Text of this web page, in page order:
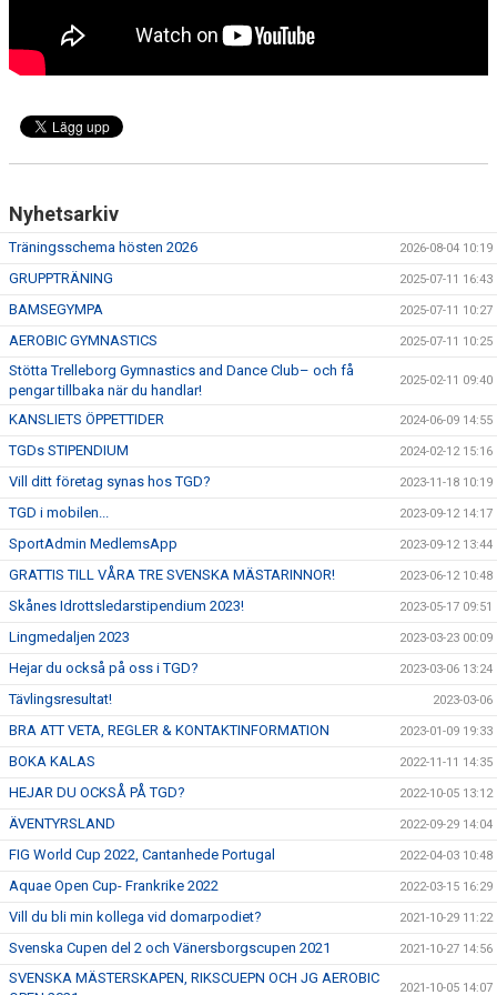
Nyhetsarkiv
Träningsschema hösten 2026 2026-08-04 10:19
GRUPPTRÄNING 2025-07-11 16:43
BAMSEGYMPA 2025-07-11 10:27
AEROBIC GYMNASTICS 2025-07-11 10:25
Stötta Trelleborg Gymnastics and Dance Club– och få
pengar tillbaka när du handlar!
2025-02-11 09:40
KANSLIETS ÖPPETTIDER 2024-06-09 14:55
TGDs STIPENDIUM 2024-02-12 15:16
Vill ditt företag synas hos TGD? 2023-11-18 10:19
TGD i mobilen... 2023-09-12 14:17
SportAdmin MedlemsApp 2023-09-12 13:44
GRATTIS TILL VÅRA TRE SVENSKA MÄSTARINNOR! 2023-06-12 10:48
Skånes Idrottsledarstipendium 2023! 2023-05-17 09:51
Lingmedaljen 2023 2023-03-23 00:09
Hejar du också på oss i TGD? 2023-03-06 13:24
Tävlingsresultat! 2023-03-06
BRA ATT VETA, REGLER & KONTAKTINFORMATION 2023-01-09 19:33
BOKA KALAS 2022-11-11 14:35
HEJAR DU OCKSÅ PÅ TGD? 2022-10-05 13:12
ÄVENTYRSLAND 2022-09-29 14:04
FIG World Cup 2022, Cantanhede Portugal 2022-04-03 10:48
Aquae Open Cup- Frankrike 2022 2022-03-15 16:29
Vill du bli min kollega vid domarpodiet? 2021-10-29 11:22
Svenska Cupen del 2 och Vänersborgscupen 2021 2021-10-27 14:56
SVENSKA MÄSTERSKAPEN, RIKSCUEPN OCH JG AEROBIC
2021-10-05 14:07